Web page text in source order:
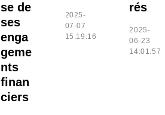
se de
ses
enga
geme
nts
finan
ciers
2025-
07-07
15:19:16
rés
2025-
06-23
14:01:57